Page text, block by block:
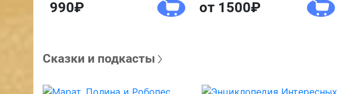
990 от 1500
Сказки и подкасты